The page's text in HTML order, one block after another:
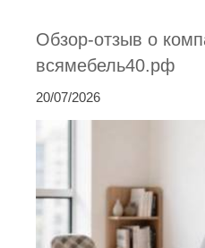
Обзор-отзыв о
всямебель40.рф
20/07/2026